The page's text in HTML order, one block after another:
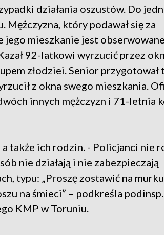
działania oszustów. Do
Mężczyzna, który podawał się za
jego mieszkanie jest
92-latkowi wyrzucić przez
złodziei. Senior przygotował
z okna swego mieszkania.
innych mężczyzn i 71-letnia
także ich rodzin. - Policjanci nie
nie działają i nie zabezpieczają
typu: „Proszę zostawić na
na śmieci” – podkreśla podinsp.
KMP w Toruniu.